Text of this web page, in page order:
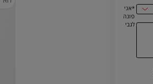
*אני
פונה
לגבי